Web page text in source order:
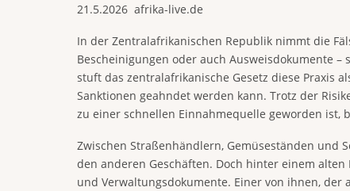
21.5.2026 afrika-live.de
In der Zentralafrikanischen Republik nimmt die
Bescheinigungen oder auch Ausweisdokumente
stuft das zentralafrikanische Gesetz diese Praxis
Sanktionen geahndet werden kann. Trotz der
zu einer schnellen Einnahmequelle geworden ist,
Zwischen Straßenhändlern, Gemüseständen und
den anderen Geschäften. Doch hinter einem
und Verwaltungsdokumente. Einer von ihnen,